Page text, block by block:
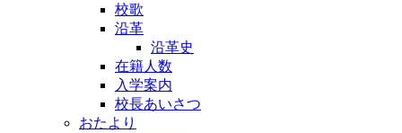
校歌
沿革
沿革史
在籍人数
入学案内
校長あいさつ
おたより